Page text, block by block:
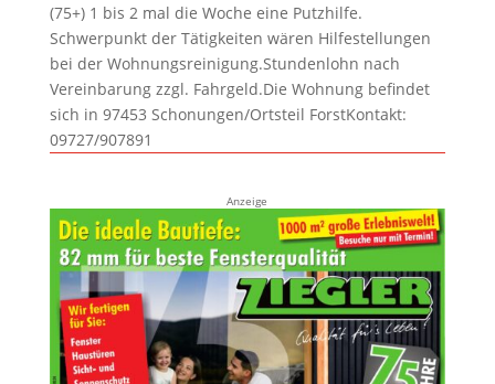
(75+) 1 bis 2 mal die Woche eine Putzhilfe.
Schwerpunkt der Tätigkeiten wären Hilfestellungen
bei der Wohnungsreinigung.Stundenlohn nach
Vereinbarung zzgl. Fahrgeld.Die Wohnung befindet
sich in 97453 Schonungen/Ortsteil ForstKontakt:
09727/907891
Anzeige